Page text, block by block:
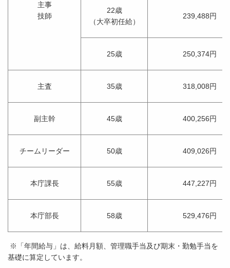
主事
技師
22歳
（大卒初任給）
239,488円
25歳 250,374円
主査 35歳 318,008円
副主幹 45歳 400,256円
チームリーダー 50歳 409,026円
本庁課長 55歳 447,227円
本庁部長 58歳 529,476円
※「年間給与」は、給料月額、管理職手当及び期末・勤勉手当を
基礎に算定しています。